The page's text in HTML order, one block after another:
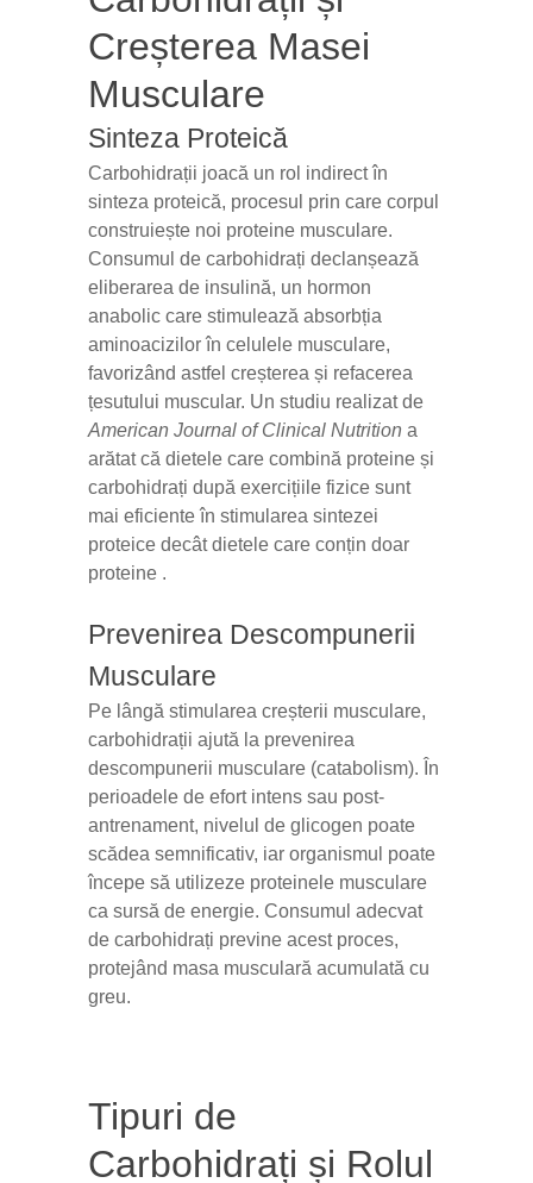
Creșterea Masei
Musculare
Sinteza Proteică
Carbohidrații joacă un rol indirect în
sinteza proteică, procesul prin care corpul
construiește noi proteine musculare.
Consumul de carbohidrați declanșează
eliberarea de insulină, un hormon
anabolic care stimulează absorbția
aminoacizilor în celulele musculare,
favorizând astfel creșterea și refacerea
țesutului muscular. Un studiu realizat de
American Journal of Clinical Nutrition a
arătat că dietele care combină proteine și
carbohidrați după exercițiile fizice sunt
mai eficiente în stimularea sintezei
proteice decât dietele care conțin doar
proteine .
Prevenirea Descompunerii
Musculare
Pe lângă stimularea creșterii musculare,
carbohidrații ajută la prevenirea
descompunerii musculare (catabolism). În
perioadele de efort intens sau post-
antrenament, nivelul de glicogen poate
scădea semnificativ, iar organismul poate
începe să utilizeze proteinele musculare
ca sursă de energie. Consumul adecvat
de carbohidrați previne acest proces,
protejând masa musculară acumulată cu
greu.
Tipuri de
Carbohidrați și Rolul